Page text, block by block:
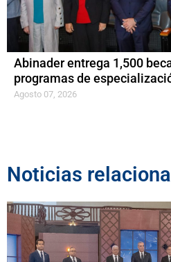
Abinader entrega 1,500
programas de
Agosto 07, 2026
Noticias